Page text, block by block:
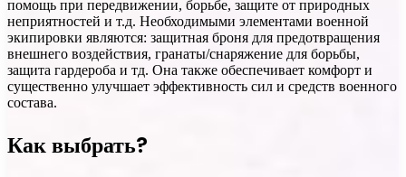
помощь при передвижении, борьбе, защите от природных
неприятностей и т.д. Необходимыми элементами военной
экипировки являются: защитная броня для предотвращения
внешнего воздействия, гранаты/снаряжение для борьбы,
защита гардероба и тд. Она также обеспечивает комфорт и
существенно улучшает эффективность сил и средств военного
состава.
Как выбрать?